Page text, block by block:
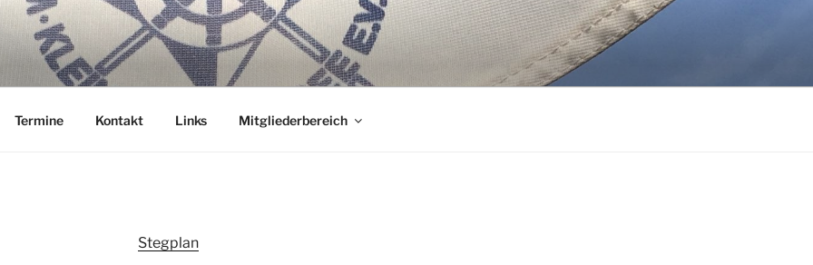
WANNSEE E.V.
Kiel.
Termine Kontakt Links Mitgliederbereich
Stegplan